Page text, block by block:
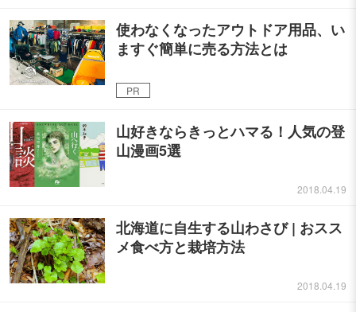
使わなくなったアウトドア用品、い
ますぐ簡単に売る方法とは
PR
山好きならきっとハマる！人気の登
山漫画5選
2018.04.19
北海道に自生する山わさび | おスス
メ食べ方と栽培方法
2018.04.19